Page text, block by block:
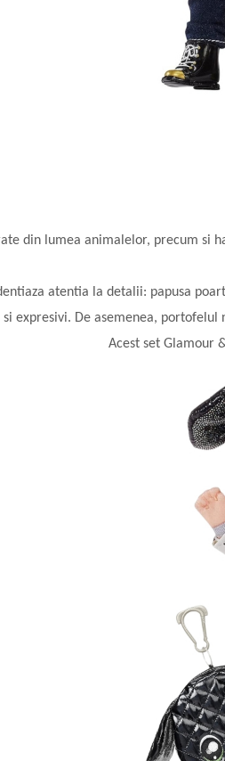
din lumea animalelor, precum si
atentia la detalii: papusa
expresivi. De asemenea,
Acest set Glamour